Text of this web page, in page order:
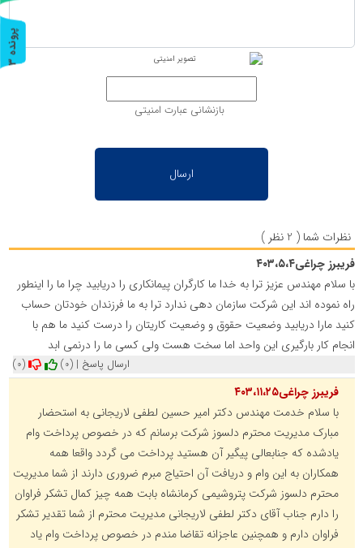
بازنشانی عبارت امنیتی
نظرات شما ( 2 نظر )
فریبرز چراغی۴۰۳،۵،۴
با سلام مهندس عزیز ترا به خدا ما کارگران پیمانکاری را دریابید چرا ما را اینطور
راه نموده اند این شرکت سازمان دهی ندارد ترا به ما فرزندان خودتان حساب
کنید مارا دریابید وضعیت حقوق و وضعیت کاریتان را درست کنید ما هم با
انجام کار بارگیری این واحد اما سخت هست ولی کسی ما را درنمی ابد
(0)
(0) ارسال پاسخ |
فریبرز چراغی۴۰۳،۱۱،۲۵
با سلام خدمت مهندس دکتر امیر حسین لطفی لاریجانی به استحضار
مبارک مدیریت محترم دلسوز شرکت برسانم که در خصوص پرداخت وام
یادشده که جنابعالی پیگیر آن هستید پرداخت می گردد واقعا همه
همکاران به این وام و دریافت آن احتیاج مبرم ضروری دارند از شما مدیریت
محترم دلسوز شرکت پتروشیمی کرمانشاه بابت همه چیز کمال تشکر فراوان
را دارم جناب آقای دکتر لطفی لاریجانی مدیریت محترم از شما تقدیر تشکر
فراوان دارم و همچنین عاجزانه تقاضا مندم در خصوص پرداخت وام یاد
پ
ر
و
ن
د
ه
3